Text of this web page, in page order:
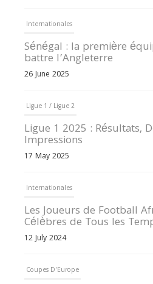
Internationales
Sénégal : la première
battre l’Angleterre
26 June 2025
Ligue 1 / Ligue 2
Ligue 1 2025 : Résultats,
Impressions
17 May 2025
Internationales
Les Joueurs de Football
Célèbres de Tous les
12 July 2024
Coupes D'Europe